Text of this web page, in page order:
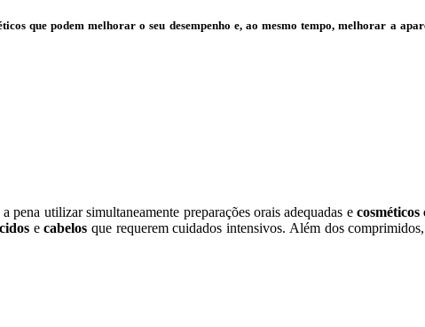
que podem melhorar o seu desempenho e, ao mesmo tempo, melhorar a
pena utilizar simultaneamente preparações orais adequadas ecosméticos
ecabelos que requerem cuidados intensivos. Além dos